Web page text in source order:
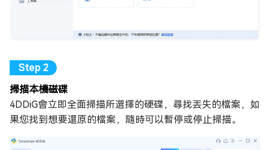
掃描本機磁碟
4DDiG會立即全面掃描所選擇的硬碟，尋找丟失的檔案，如
果您找到想要還原的檔案，隨時可以暫停或停止掃描。